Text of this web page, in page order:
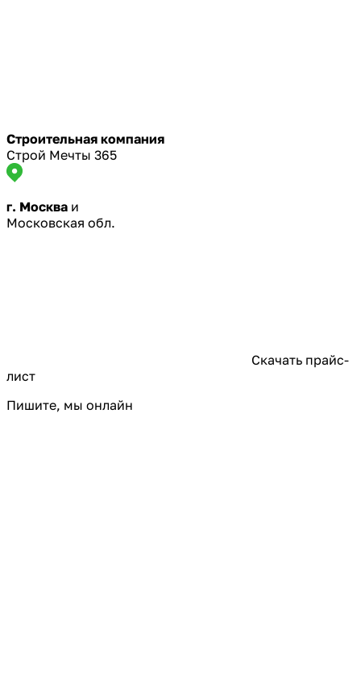
Строительная компания
Строй Мечты 365
г. Москва и
Московская обл.
Скачать прайс-
лист
Пишите, мы онлайн